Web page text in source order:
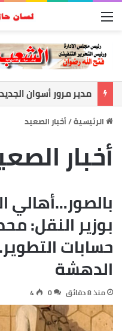
الرئيسية/أخبار الصعيد
أخبار
بالصور…أهالي
بوزير النقل:
حسابات
الدهشة
منذ 8 دقائق 0
4